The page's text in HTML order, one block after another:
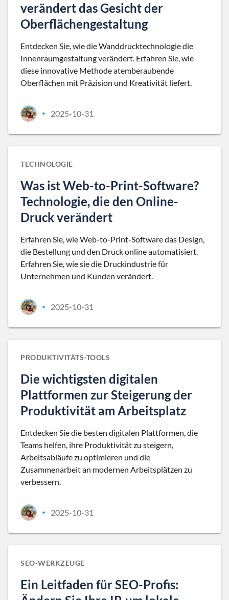
verändert das Gesicht der
Oberflächengestaltung
Entdecken Sie, wie die Wanddrucktechnologie die
Innenraumgestaltung verändert. Erfahren Sie, wie
diese innovative Methode atemberaubende
Oberflächen mit Präzision und Kreativität liefert.
• 2025-10-31
TECHNOLOGIE
Was ist Web-to-Print-Software?
Technologie, die den Online-
Druck verändert
Erfahren Sie, wie Web-to-Print-Software das Design,
die Bestellung und den Druck online automatisiert.
Erfahren Sie, wie sie die Druckindustrie für
Unternehmen und Kunden verändert.
• 2025-10-31
PRODUKTIVITÄTS-TOOLS
Die wichtigsten digitalen
Plattformen zur Steigerung der
Produktivität am Arbeitsplatz
Entdecken Sie die besten digitalen Plattformen, die
Teams helfen, ihre Produktivität zu steigern,
Arbeitsabläufe zu optimieren und die
Zusammenarbeit an modernen Arbeitsplätzen zu
verbessern.
• 2025-10-31
SEO-WERKZEUGE
Ein Leitfaden für SEO-Profis: